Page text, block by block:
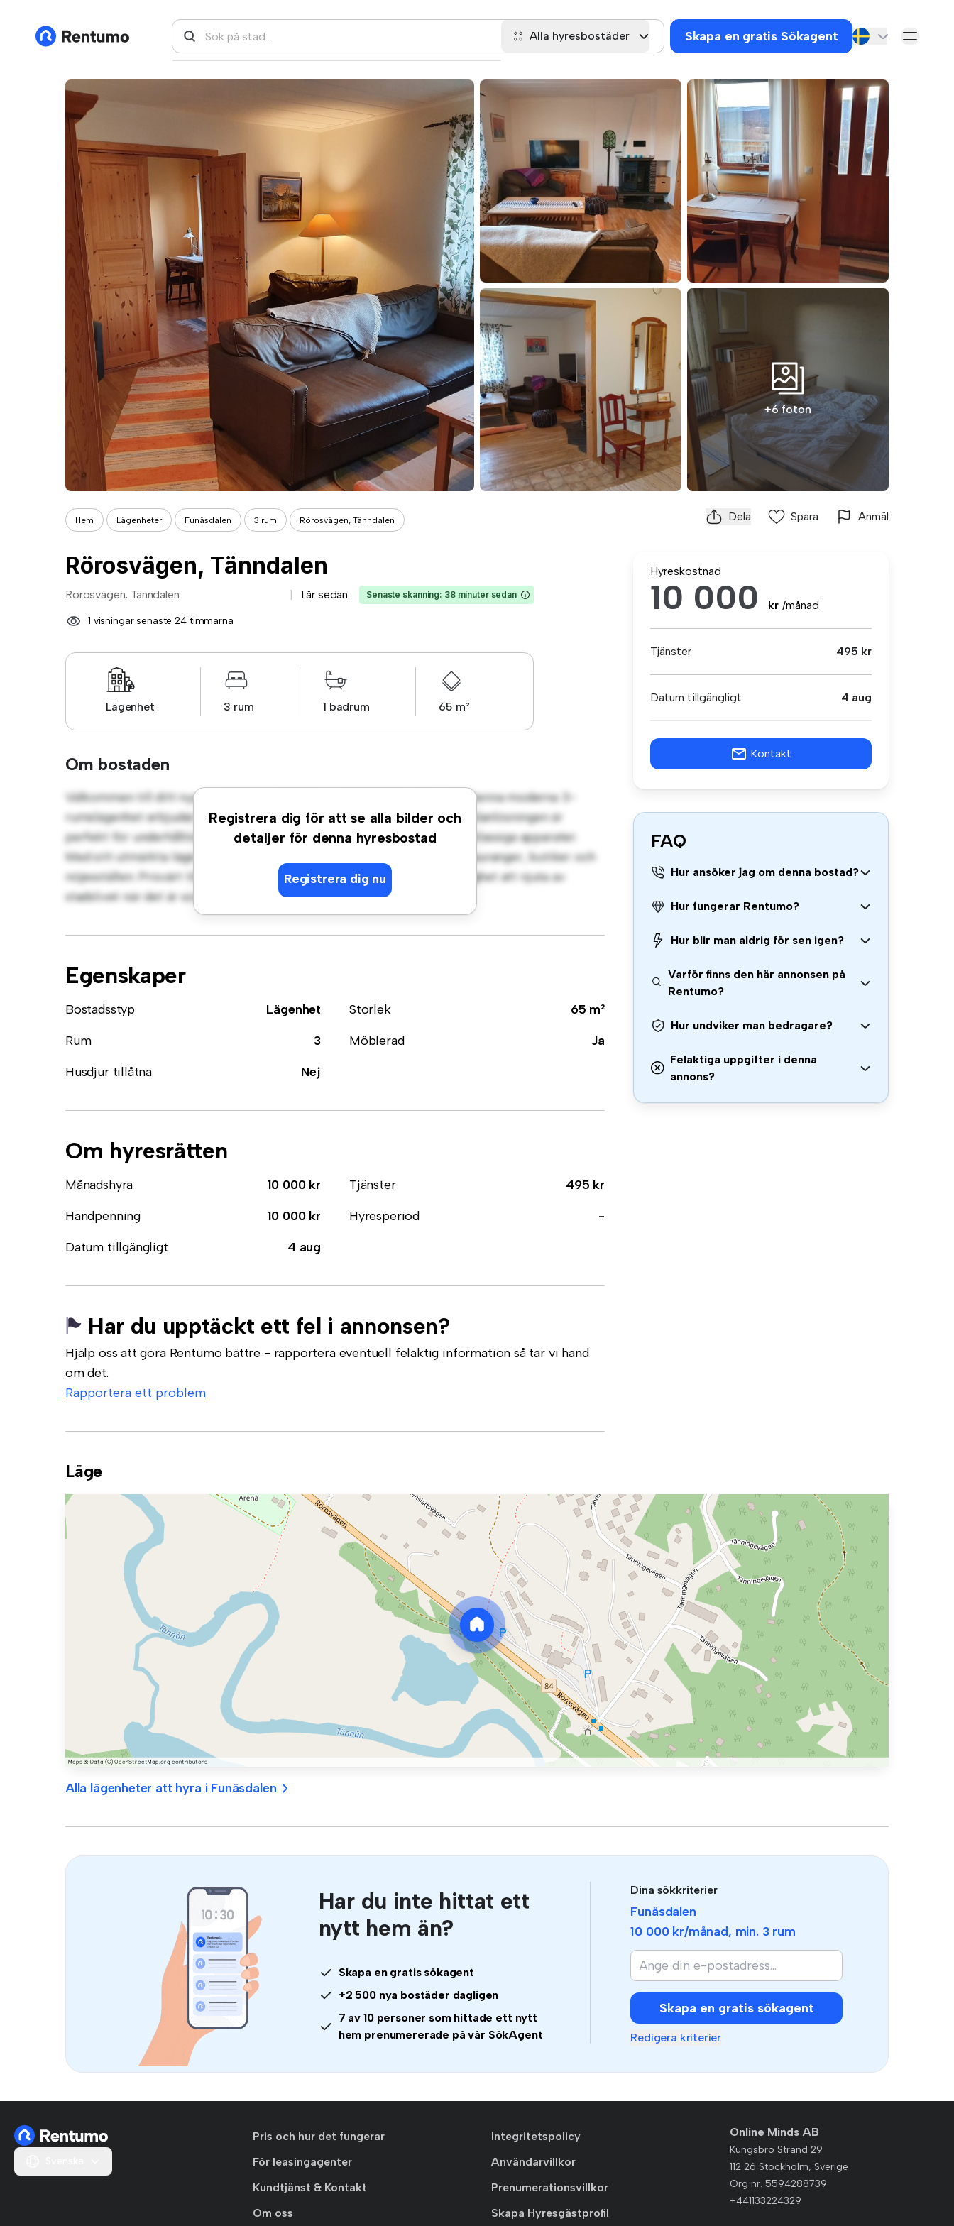
Alla hyresbostäder Skapa en gratis Sökagent
+6 foton
Hem Lägenheter Funäsdalen 3 rum Rörosvägen, Tänndalen Dela Spara Anmäl
Rörosvägen, Tänndalen
Rörosvägen, Tänndalen 1 år sedan Senaste skanning: 38 minuter sedan
1 visningar senaste 24 timmarna
Lägenhet 3 rum 1 badrum 65 m²
Om bostaden
Registrera dig för att se alla bilder och
detaljer för denna hyresbostad
Registrera dig nu
Välkommen till ditt nya urbana tillflyktsort på Rörosvägen, Tänndalen! Denna moderna 3-
rumslägenhet erbjuder ett elegant och mysigt vardagsrum. Den öppna planlösningen är
perfekt för underhållning, och det eleganta köket är utrustat med förstklassiga apparater.
Med sitt utmärkta läge ligger du bara några steg från stadens bästa restauranger, butiker och
nöjesställen. Prisvärt till 10 000 kr är denna lägenhet en fantastisk möjlighet att njuta av
stadslivet när det är som bäst. Missa inte det – boka en visning idag!
Egenskaper
Bostadsstyp Lägenhet Storlek
65 m²
Rum
3 Möblerad
Ja
Husdjur tillåtna
Nej
Om hyresrätten
Månadshyra 10 000 kr Tjänster
495 kr
Handpenning
10 000 kr Hyresperiod
-
Datum tillgängligt
4 aug
Har du upptäckt ett fel i annonsen?
Hjälp oss att göra Rentumo bättre - rapportera eventuell felaktig information så tar vi hand
om det.
Rapportera ett problem
Hyreskostnad
10 000 kr /månad
Tjänster 495 kr
Datum tillgängligt 4 aug
Kontakt
FAQ
Hur ansöker jag om denna bostad?
Hur fungerar Rentumo?
Hur blir man aldrig för sen igen?
Varför finns den här annonsen på
Rentumo?
Hur undviker man bedragare?
Felaktiga uppgifter i denna
annons?
Läge
Alla lägenheter att hyra i Funäsdalen
Har du inte hittat ett
nytt hem än?
Skapa en gratis sökagent
+2 500 nya bostäder dagligen
7 av 10 personer som hittade ett nytt
hem prenumererade på vår SökAgent
Dina sökkriterier
Funäsdalen
10 000 kr/månad, min. 3 rum
Skapa en gratis sökagent
Redigera kriterier
Pris och hur det fungerar
För leasingagenter
Kundtjänst & Kontakt
Om oss
Integritetspolicy
Användarvillkor
Prenumerationsvillkor
Skapa Hyresgästprofil
Online Minds AB
Kungsbro Strand 29
112 26 Stockholm, Sverige
Org nr. 5594288739
+441133224329